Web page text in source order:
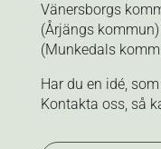
Vänersborgs
(Årjängs
(Munkedals
Har du en idé,
Kontakta oss, så